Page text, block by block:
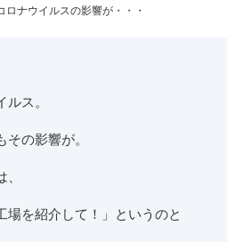
ロナウイルスの影響が・・・
ス。
の影響が。
場を紹介して！」というのと